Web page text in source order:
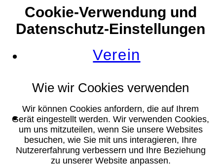
Verein
Suche
Cookie-Verwendung und
Datenschutz-Einstellungen
Wie wir Cookies verwenden
Wir können Cookies anfordern, die auf Ihrem
Gerät eingestellt werden. Wir verwenden Cookies,
um uns mitzuteilen, wenn Sie unsere Websites
besuchen, wie Sie mit uns interagieren, Ihre
Nutzererfahrung verbessern und Ihre Beziehung
zu unserer Website anpassen.